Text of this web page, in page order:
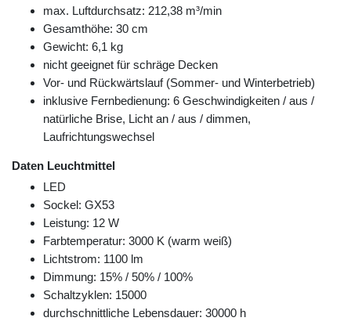
max. Luftdurchsatz: 212,38 m³/min
Gesamthöhe: 30 cm
Gewicht: 6,1 kg
nicht geeignet für schräge Decken
Vor- und Rückwärtslauf (Sommer- und Winterbetrieb)
inklusive Fernbedienung: 6 Geschwindigkeiten / aus /
natürliche Brise, Licht an / aus / dimmen,
Laufrichtungswechsel
Daten Leuchtmittel
LED
Sockel: GX53
Leistung: 12 W
Farbtemperatur: 3000 K (warm weiß)
Lichtstrom: 1100 lm
Dimmung: 15% / 50% / 100%
Schaltzyklen: 15000
durchschnittliche Lebensdauer: 30000 h